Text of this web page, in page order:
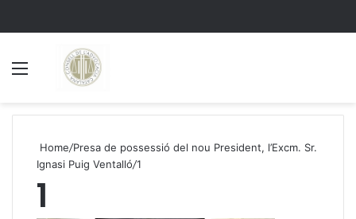
Home/Presa de possessió del nou President, l’Excm. Sr.
Ignasi Puig Ventalló/1
1